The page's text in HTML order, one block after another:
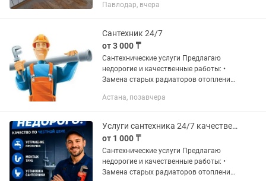
..Нарезка резьбы на трубах .
Павлодар, вчера
Сантехник 24/7
от 3 000 ₸
Сантехнические услуги Предлагаю
недорогие и качественные работы: •
Замена старых радиаторов отопления
полипропилен • Установка/замена
стиральной...
Астана, позавчера
Услуги сантехника 24/7 качественно и быстро
от 1 000 ₸
Сантехнические услуги Предлагаю
недорогие и качественные работы: •
Замена старых радиаторов отопления